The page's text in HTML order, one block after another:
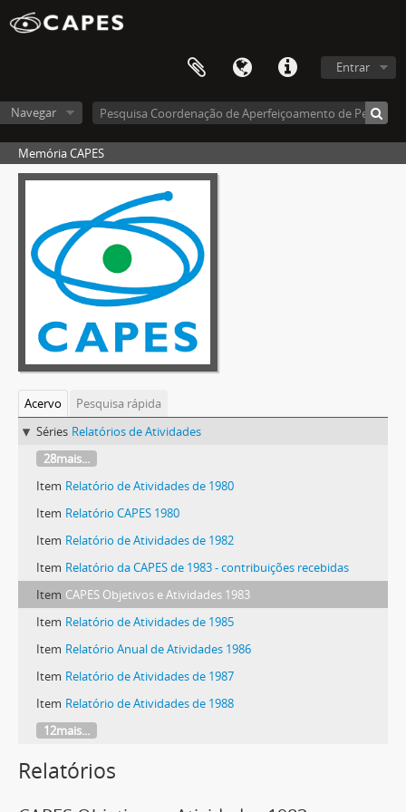
Entrar
Navegar
Memória CAPES
Acervo
Pesquisa rápida
Séries Relatórios de Atividades
28mais...
Item Relatório de Atividades de 1980
Item Relatório CAPES 1980
Item Relatório de Atividades de 1982
Item Relatório da CAPES de 1983 - contribuições recebidas
Item CAPES Objetivos e Atividades 1983
Item Relatório de Atividades de 1985
Item Relatório Anual de Atividades 1986
Item Relatório de Atividades de 1987
Item Relatório de Atividades de 1988
12mais...
Relatórios